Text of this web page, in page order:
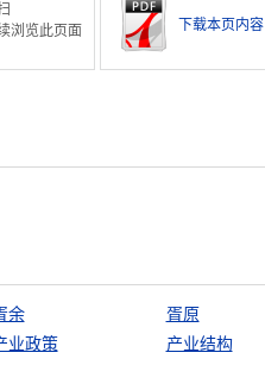
浏览此页面
下载本页内容
余 胥原
业政策 产业结构